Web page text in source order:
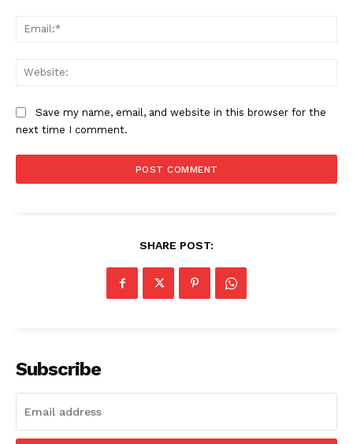
Save my name, email, and website in this browser for the
next time I comment.
SHARE POST:
Subscribe